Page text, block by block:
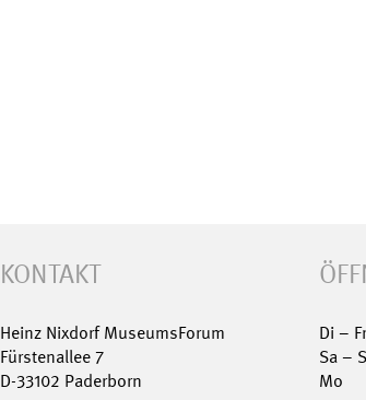
KONTAKT
Heinz Nixdorf MuseumsForum
Fürstenallee 7
D-33102 Paderborn
Di – Fr
Sa –
Mo